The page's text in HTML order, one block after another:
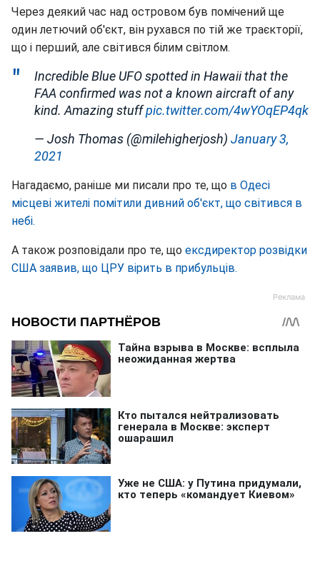
Через деякий час над островом був помічений ще
один летючий об'єкт, він рухався по тій же траєкторії,
що і перший, але світився білим світлом.
Incredible Blue UFO spotted in Hawaii that the
FAA confirmed was not a known aircraft of any
kind. Amazing stuffpic.twitter.com/4wYOqEP4qk
— Josh Thomas (@milehigherjosh) January 3,
2021
Нагадаємо, раніше ми писали про те, що в Одесі
місцеві жителі помітили дивний об'єкт, що світився в
небі.
А також розповідали про те, що ексдиректор розвідки
США заявив, що ЦРУ вірить в прибульців.